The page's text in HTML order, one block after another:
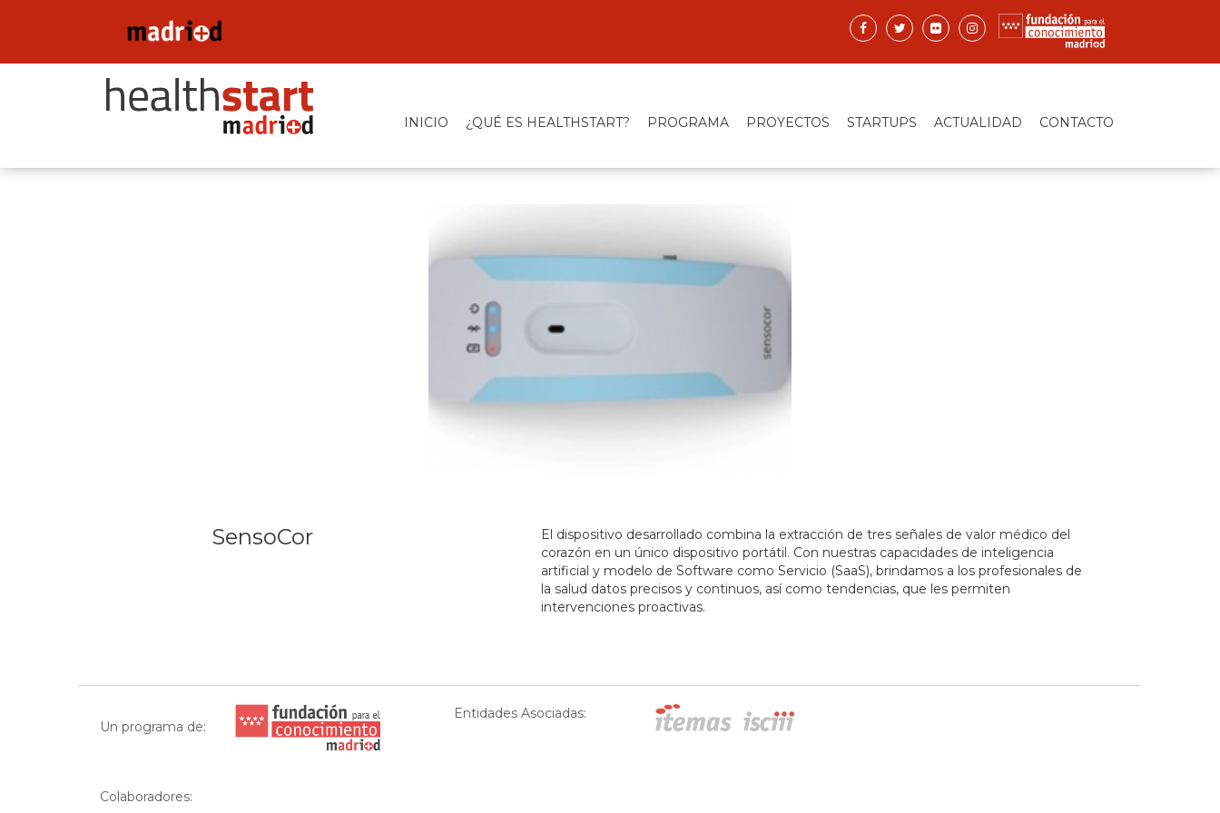
INICIO ¿QUÉ ES HEALTHSTART? PROGRAMA PROYECTOS STARTUPS ACTUALIDAD CONTACTO
SensoCor
El dispositivo desarrollado combina la extracción de tres señales de valor médico del
corazón en un único dispositivo portátil. Con nuestras capacidades de inteligencia
artificial y modelo de Software como Servicio (SaaS), brindamos a los profesionales de
la salud datos precisos y continuos, así como tendencias, que les permiten
intervenciones proactivas.
Un programa de:
Entidades Asociadas:
Colaboradores: